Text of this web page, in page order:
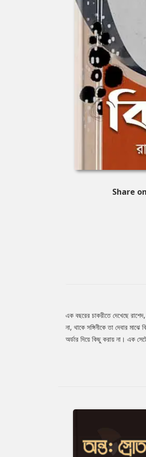
Share
Tab
এক বছরের চাকরীতে দেখেছে
না, থাকে সঙ্গিনীকে তা দেবার
অর্ডার দিয়ে কিছু করায় না। এক